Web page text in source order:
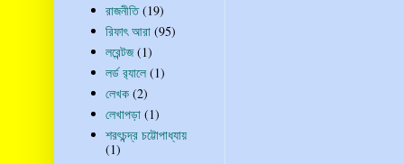
রাজনীতি (19)
রিফাৎ আরা (95)
লরেন্টজ (1)
লর্ড র‍্যালে (1)
লেখক (2)
লেখাপড়া (1)
শরৎচন্দ্র চট্টোপাধ্যায়
(1)